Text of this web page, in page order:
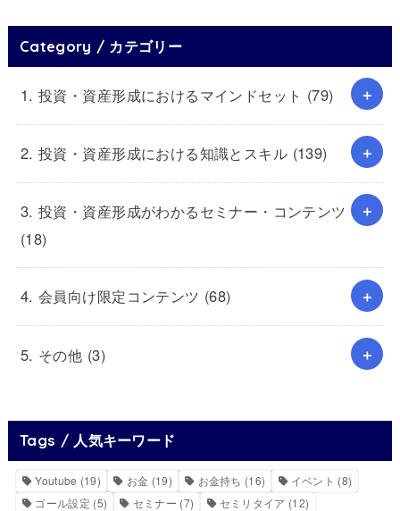
Category / カテゴリー
1. 投資・資産形成におけるマインドセット (79)
2. 投資・資産形成における知識とスキル (139)
3. 投資・資産形成がわかるセミナー・コンテンツ
(18)
4. 会員向け限定コンテンツ (68)
5. その他 (3)
Tags / 人気キーワード
Youtube (19) お金 (19) お金持ち (16) イベント (8)
ゴール設定 (5) セミナー (7) セミリタイア (12)